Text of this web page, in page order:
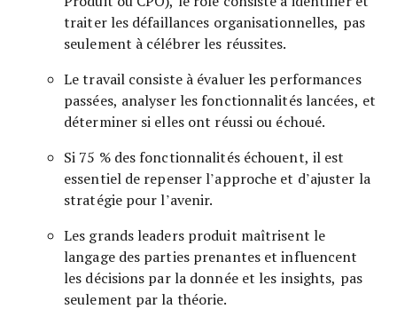
traiter les défaillances organisationnelles, pas
seulement à célébrer les réussites.
Le travail consiste à évaluer les performances
passées, analyser les fonctionnalités lancées, et
déterminer si elles ont réussi ou échoué.
Si 75 % des fonctionnalités échouent, il est
essentiel de repenser l’approche et d’ajuster la
stratégie pour l’avenir.
Les grands leaders produit maîtrisent le
langage des parties prenantes et influencent
les décisions par la donnée et les insights, pas
seulement par la théorie.